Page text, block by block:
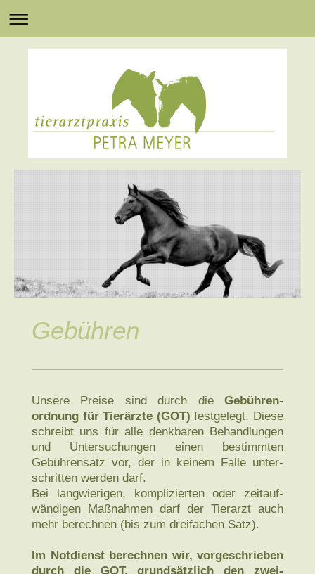
Gebühren
Unsere Preise sind durch die Gebühren­
ordnung für Tier­ärzte (GOT) fest­gelegt. Diese
schreibt uns für alle denk­baren Behand­lungen
und Unter­suchungen einen bestimmten
Gebühren­satz vor, der in keinem Falle unter­
schritten werden darf.
Bei langwierigen, komplizierten oder zeitauf­
wändigen Maß­nahmen darf der Tierarzt auch
mehr berechnen (bis zum drei­fachen Satz).
Im Notdienst berechnen wir, vor­geschrieben
durch die GOT, grund­sätzlich den zwei­